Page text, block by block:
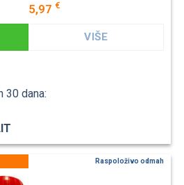
5,97 €
VIŠE
30 dana:
Raspoloživo odmah